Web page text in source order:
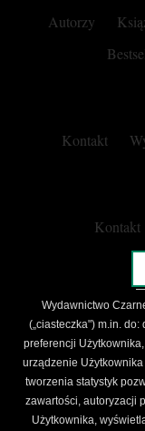
Autorzy
Kontakt
Kontakt
Kup
Wydawnictwo
(„ciasteczka") m.in.
preferencji
urządzenie
tworzenia statystyk
zawartości, autoryzacji
Użytkownika,